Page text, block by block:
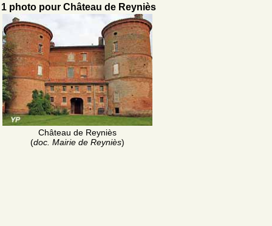
1 photo pour Château de Reyniès
Château de Reyniès
(doc. Mairie de Reyniès)